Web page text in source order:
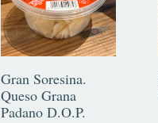
Gran Soresina.
Queso Grana
Padano D.O.P.